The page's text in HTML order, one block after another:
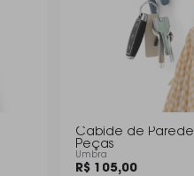
Cabide de Parede
Peças
Umbra
R$ 105,00